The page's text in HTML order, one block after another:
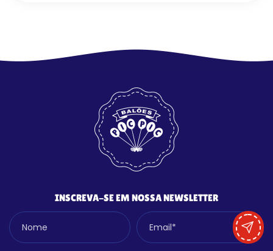
INSCREVA-SE EM NOSSA NEWSLETTER
Nome Email*